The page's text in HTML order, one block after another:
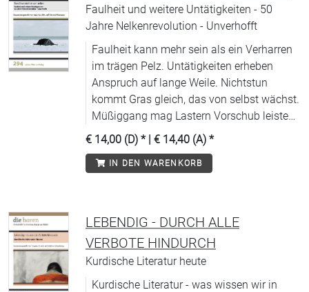
Faulheit und weitere Untätigkeiten - 50
Jahre Nelkenrevolution - Unverhofft
Faulheit kann mehr sein als ein Verharren
im trägen Pelz. Untätigkeiten erheben
Anspruch auf lange Weile. Nichtstun
kommt Gras gleich, das von selbst wächst.
Müßiggang mag Lastern Vorschub leisten,
aber auch der Grund leicht geträumter
Morgenstunden sein.
€ 14,00 (D) * | € 14,40 (A) *
IN DEN WARENKORB
LEBENDIG - DURCH ALLE
VERBOTE HINDURCH
Kurdische Literatur heute
Kurdische Literatur - was wissen wir in